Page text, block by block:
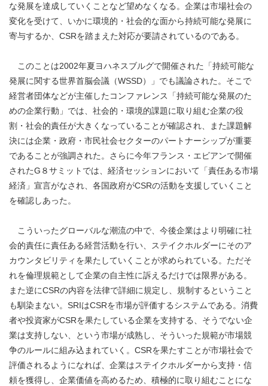
な発展を達成していくことなど望めなくなる。企業は市場社会の
変化を受けて、いかに環境的・社会的な面から持続可能な発展に
寄与するか、CSRを踏まえた対応が要請されているのである。
このことは2002年夏ヨハネスブルグで開催された「持続可能な
発展に関する世界首脳会議（WSSD）」でも議論された。そこで
経営者団体などが主催したコンファレンス「持続可能な発展のた
めの企業行動」では、社会的・環境的課題に取り組む企業の役
割・社会的責任が大きくなっていることが確認され、また課題解
決には企業・政府・市民社会セクターのパートナーシップが重要
であることが強調された。さらに今年フランス・エビアンで開催
されたG８サミットでは、経済セッションにおいて「責任ある市場
経済」宣言がなされ、各国政府がCSRの活動を支援していくこと
を確認しあった。
こういったグローバルな潮流の中で、今後企業はより明確に社
会的責任に責任ある経営活動を行い、ステイクホルダーにそのア
カウンタビリティを果たしていくことが求められている。ただそ
れを倫理規範として企業の自主性に訴えるだけでは限界がある。
また逆にCSRの内容を法律で詳細に規定し、規制するということ
も馴染まない。SRIはCSRを市場が評価するシステムである。消費
者や投資家がCSRを果たしている企業を支持する、そうでない企
業は支持しない、という市場が成熟し、そういった規範が市場競
争のルールに組み込まれていく。CSRを果たすことが市場社会で
評価されるようになれば、企業はステイクホルダーから支持・信
頼を獲得し、企業価値を高めるため、積極的に取り組むことにな